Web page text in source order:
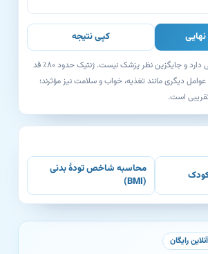
کپی نتیجه
این ابزار جنبه اطلاع‌رسانی دارد و جایگزین نظر پزشک نیست. ژنتیک حدود ۸۰٪ قد
دیگری مانند تغذیه، خواب و سلامت نیز مؤثرند؛
است.
محاسبه شاخص تودهٔ بدنی
رایگان